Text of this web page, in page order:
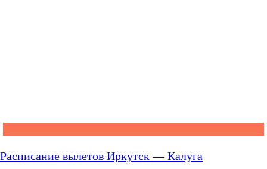
Расписание вылетов Иркутск — Калуга